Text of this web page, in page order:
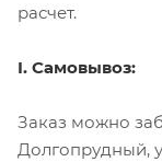
расчет.
I. Самовывоз:
Заказ можно
Долгопрудный,